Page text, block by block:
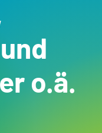
o.ä.